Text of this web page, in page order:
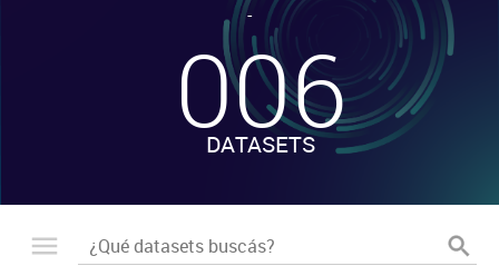
-
006
DATASETS